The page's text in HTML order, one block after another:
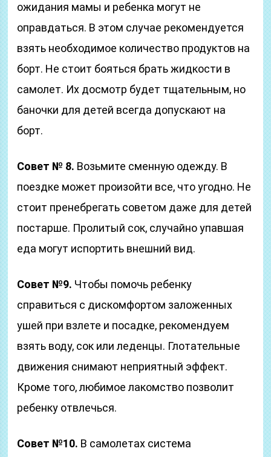
ожидания мамы и ребенка могут не
оправдаться. В этом случае рекомендуется
взять необходимое количество продуктов на
борт. Не стоит бояться брать жидкости в
самолет. Их досмотр будет тщательным, но
баночки для детей всегда допускают на
борт.
Совет № 8. Возьмите сменную одежду. В
поездке может произойти все, что угодно. Не
стоит пренебрегать советом даже для детей
постарше. Пролитый сок, случайно упавшая
еда могут испортить внешний вид.
Совет №9. Чтобы помочь ребенку
справиться с дискомфортом заложенных
ушей при взлете и посадке, рекомендуем
взять воду, сок или леденцы. Глотательные
движения снимают неприятный эффект.
Кроме того, любимое лакомство позволит
ребенку отвлечься.
Совет №10. В самолетах система